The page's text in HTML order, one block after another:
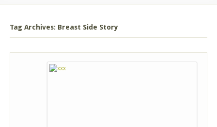
Tag Archives: Breast Side Story